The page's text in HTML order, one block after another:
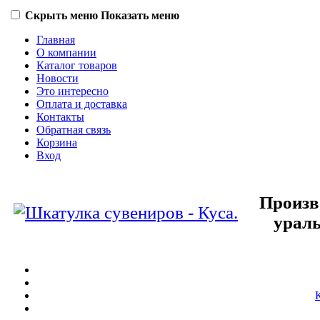
Скрыть меню Показать меню
Главная
О компании
Каталог товаров
Новости
Это интересно
Оплата и доставка
Контакты
Обратная связь
Корзина
Вход